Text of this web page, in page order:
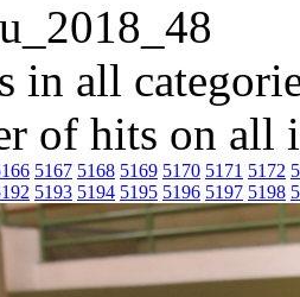
in all
of hits on all
5167 5168 5169 5170 5171 5172
5193 5194 5195 5196 5197 5198